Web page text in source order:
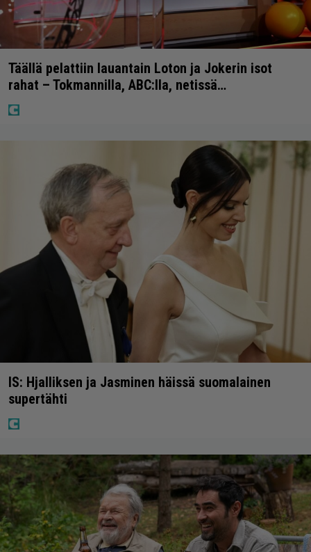
Täällä pelattiin lauantain Loton ja Jokerin isot
rahat – Tokmannilla, ABC:lla, netissä…
IS: Hjalliksen ja Jasminen häissä suomalainen
supertähti